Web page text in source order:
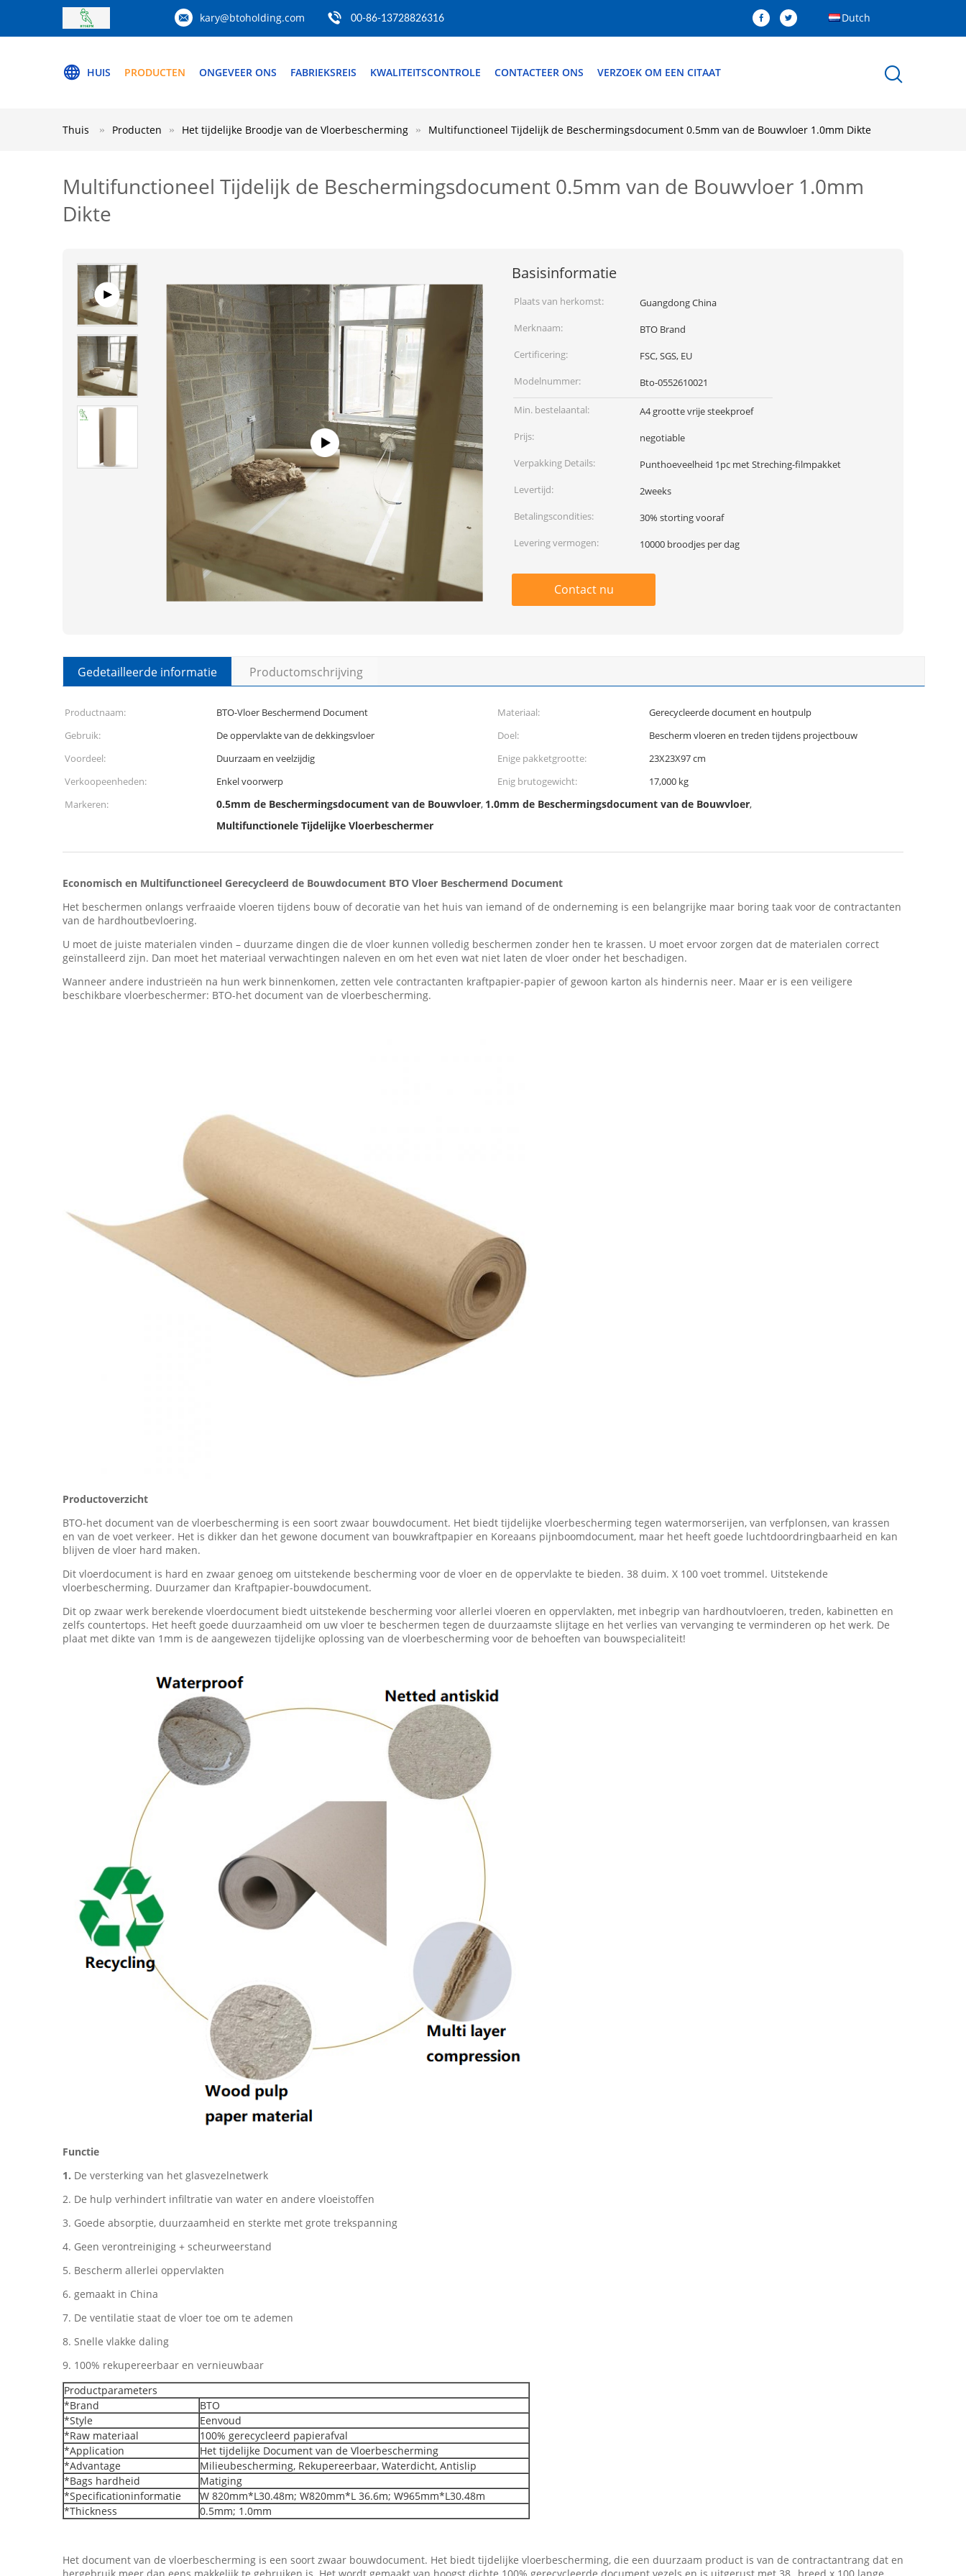
kary@btoholding.com 00-86-13728826316 Dutch
HUIS PRODUCTEN ONGEVEER ONS FABRIEKSREIS KWALITEITSCONTROLE CONTACTEER ONS VERZOEK OM EEN CITAAT
Thuis Producten Het tijdelijke Broodje van de Vloerbescherming Multifunctioneel Tijdelijk de Beschermingsdocument 0.5mm van de Bouwvloer 1.0mm Dikte
Multifunctioneel Tijdelijk de Beschermingsdocument 0.5mm van de Bouwvloer 1.0mm
Dikte
Basisinformatie
Plaats van herkomst:
Guangdong China
Merknaam:
BTO Brand
Certificering:
FSC, SGS, EU
Modelnummer:
Bto-0552610021
Min. bestelaantal:
A4 grootte vrije steekproef
Prijs:
negotiable
Verpakking Details:
Punthoeveelheid 1pc met Streching-filmpakket
Levertijd:
2weeks
Betalingscondities:
30% storting vooraf
Levering vermogen:
10000 broodjes per dag
Contact nu
Gedetailleerde informatie Productomschrijving
Productnaam: BTO-Vloer Beschermend Document Materiaal:
Gerecycleerde document en houtpulp
Gebruik:
De oppervlakte van de dekkingsvloer Doel:
Bescherm vloeren en treden tijdens projectbouw
Voordeel:
Duurzaam en veelzijdig Enige pakketgrootte:
23X23X97 cm
Verkoopeenheden:
Enkel voorwerp Enig brutogewicht:
17,000 kg
Markeren:
0.5mm de Beschermingsdocument van de Bouwvloer, 1.0mm de Beschermingsdocument van de Bouwvloer,
Multifunctionele Tijdelijke Vloerbeschermer
Economisch en Multifunctioneel Gerecycleerd de Bouwdocument BTO Vloer Beschermend Document
Het beschermen onlangs verfraaide vloeren tijdens bouw of decoratie van het huis van iemand of de onderneming is een belangrijke maar boring taak voor de contractanten
van de hardhoutbevloering.
U moet de juiste materialen vinden – duurzame dingen die de vloer kunnen volledig beschermen zonder hen te krassen. U moet ervoor zorgen dat de materialen correct
geïnstalleerd zijn. Dan moet het materiaal verwachtingen naleven en om het even wat niet laten de vloer onder het beschadigen.
Wanneer andere industrieën na hun werk binnenkomen, zetten vele contractanten kraftpapier-papier of gewoon karton als hindernis neer. Maar er is een veiligere
beschikbare vloerbeschermer: BTO-het document van de vloerbescherming.
Productoverzicht
BTO-het document van de vloerbescherming is een soort zwaar bouwdocument. Het biedt tijdelijke vloerbescherming tegen watermorserijen, van verfplonsen, van krassen
en van de voet verkeer. Het is dikker dan het gewone document van bouwkraftpapier en Koreaans pijnboomdocument, maar het heeft goede luchtdoordringbaarheid en kan
blijven de vloer hard maken.
Dit vloerdocument is hard en zwaar genoeg om uitstekende bescherming voor de vloer en de oppervlakte te bieden. 38 duim. X 100 voet trommel. Uitstekende
vloerbescherming. Duurzamer dan Kraftpapier-bouwdocument.
Dit op zwaar werk berekende vloerdocument biedt uitstekende bescherming voor allerlei vloeren en oppervlakten, met inbegrip van hardhoutvloeren, treden, kabinetten en
zelfs countertops. Het heeft goede duurzaamheid om uw vloer te beschermen tegen de duurzaamste slijtage en het verlies van vervanging te verminderen op het werk. De
plaat met dikte van 1mm is de aangewezen tijdelijke oplossing van de vloerbescherming voor de behoeften van bouwspecialiteit!
Functie
1. De versterking van het glasvezelnetwerk
2. De hulp verhindert infiltratie van water en andere vloeistoffen
3. Goede absorptie, duurzaamheid en sterkte met grote trekspanning
4. Geen verontreiniging + scheurweerstand
5. Bescherm allerlei oppervlakten
6. gemaakt in China
7. De ventilatie staat de vloer toe om te ademen
8. Snelle vlakke daling
9. 100% rekupereerbaar en vernieuwbaar
Productparameters
*Brand
BTO
*Style
Eenvoud
*Raw materiaal
100% gerecycleerd papierafval
*Application
Het tijdelijke Document van de Vloerbescherming
*Advantage
Milieubescherming, Rekupereerbaar, Waterdicht, Antislip
*Bags hardheid
Matiging
*Specificationinformatie
W 820mm*L30.48m; W820mm*L 36.6m; W965mm*L30.48m
*Thickness
0.5mm; 1.0mm
Het document van de vloerbescherming is een soort zwaar bouwdocument. Het biedt tijdelijke vloerbescherming, die een duurzaam product is van de contractantrang dat en